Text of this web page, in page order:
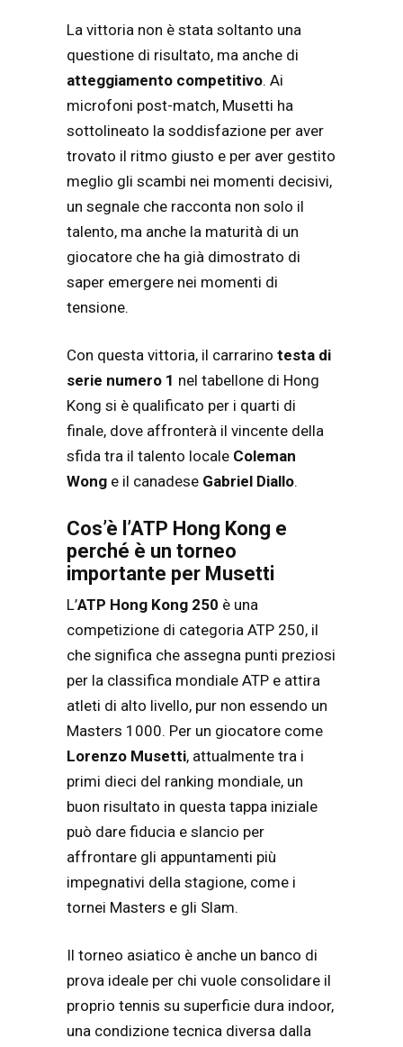
La vittoria non è stata soltanto una
questione di risultato, ma anche di
atteggiamento competitivo. Ai
microfoni post-match, Musetti ha
sottolineato la soddisfazione per aver
trovato il ritmo giusto e per aver gestito
meglio gli scambi nei momenti decisivi,
un segnale che racconta non solo il
talento, ma anche la maturità di un
giocatore che ha già dimostrato di
saper emergere nei momenti di
tensione.
Con questa vittoria, il carrarino testa di
serie numero 1 nel tabellone di Hong
Kong si è qualificato per i quarti di
finale, dove affronterà il vincente della
sfida tra il talento locale Coleman
Wong e il canadese Gabriel Diallo.
Cos’è l’ATP Hong Kong e
perché è un torneo
importante per Musetti
L’ATP Hong Kong 250 è una
competizione di categoria ATP 250, il
che significa che assegna punti preziosi
per la classifica mondiale ATP e attira
atleti di alto livello, pur non essendo un
Masters 1000. Per un giocatore come
Lorenzo Musetti, attualmente tra i
primi dieci del ranking mondiale, un
buon risultato in questa tappa iniziale
può dare fiducia e slancio per
affrontare gli appuntamenti più
impegnativi della stagione, come i
tornei Masters e gli Slam.
Il torneo asiatico è anche un banco di
prova ideale per chi vuole consolidare il
proprio tennis su superficie dura indoor,
una condizione tecnica diversa dalla